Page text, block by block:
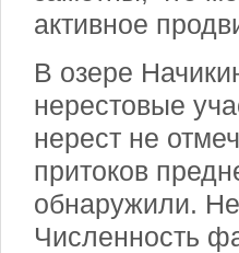
активное
В озере
нерестовые
нерест не
притоков
обнаружили.
Численность